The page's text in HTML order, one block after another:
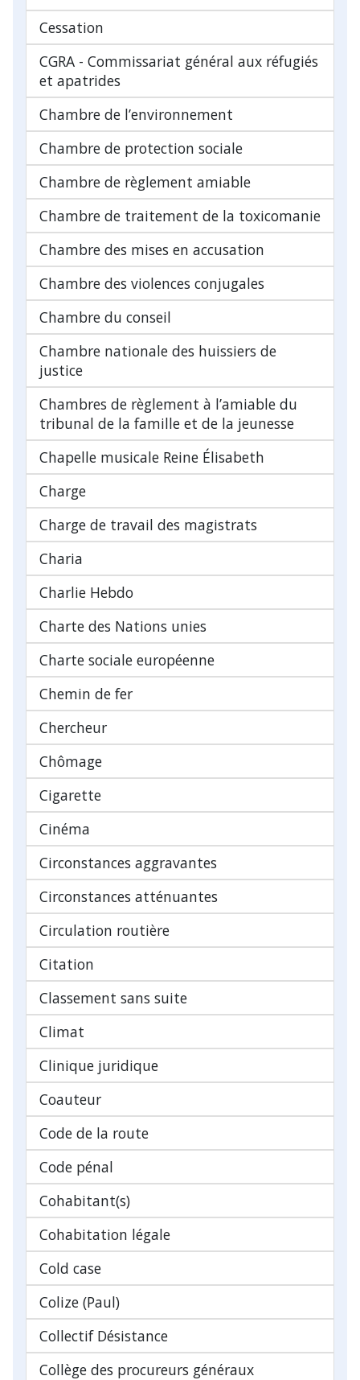
Cessation
CGRA - Commissariat général aux réfugiés
et apatrides
Chambre de l’environnement
Chambre de protection sociale
Chambre de règlement amiable
Chambre de traitement de la toxicomanie
Chambre des mises en accusation
Chambre des violences conjugales
Chambre du conseil
Chambre nationale des huissiers de
justice
Chambres de règlement à l’amiable du
tribunal de la famille et de la jeunesse
Chapelle musicale Reine Élisabeth
Charge
Charge de travail des magistrats
Charia
Charlie Hebdo
Charte des Nations unies
Charte sociale européenne
Chemin de fer
Chercheur
Chômage
Cigarette
Cinéma
Circonstances aggravantes
Circonstances atténuantes
Circulation routière
Citation
Classement sans suite
Climat
Clinique juridique
Coauteur
Code de la route
Code pénal
Cohabitant(s)
Cohabitation légale
Cold case
Colize (Paul)
Collectif Désistance
Collège des procureurs généraux